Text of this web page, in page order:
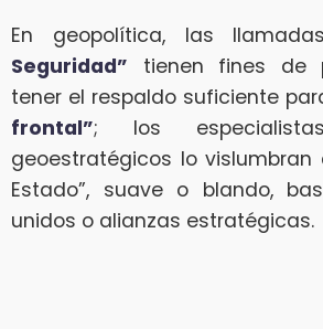
En geopolítica, las
Seguridad” tienen fines de
tener el respaldo suficiente
frontal”; los
geoestratégicos lo vislumbran
Estado”, suave o blando,
unidos o alianzas estratégicas.